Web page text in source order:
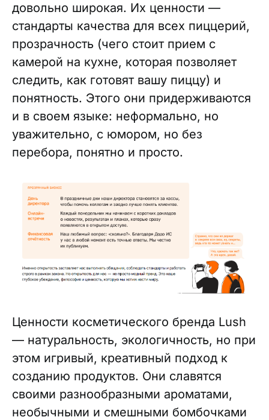
довольно широкая. Их ценности —
стандарты качества для всех пиццерий,
прозрачность (чего стоит прием с
камерой на кухне, которая позволяет
следить, как готовят вашу пиццу) и
понятность. Этого они придерживаются
и в своем языке: неформально, но
уважительно, с юмором, но без
перебора, понятно и просто.
Ценности косметического бренда Lush
— натуральность, экологичность, но при
этом игривый, креативный подход к
созданию продуктов. Они славятся
своими разнообразными ароматами,
необычными и смешными бомбочками